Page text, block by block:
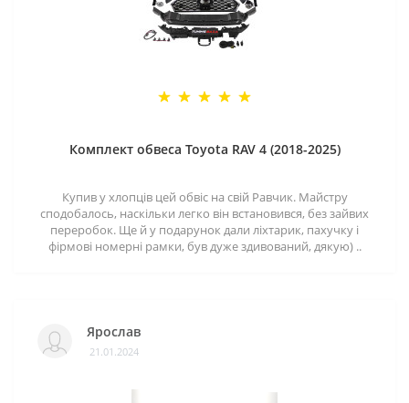
Комплект обвеса Toyota RAV 4 (2018-2025)
Купив у хлопців цей обвіс на свій Равчик. Майстру
сподобалось, наскільки легко він встановився, без зайвих
переробок. Ще й у подарунок дали ліхтарик, пахучку і
фірмові номерні рамки, був дуже здивований, дякую) ..
Ярослав
21.01.2024